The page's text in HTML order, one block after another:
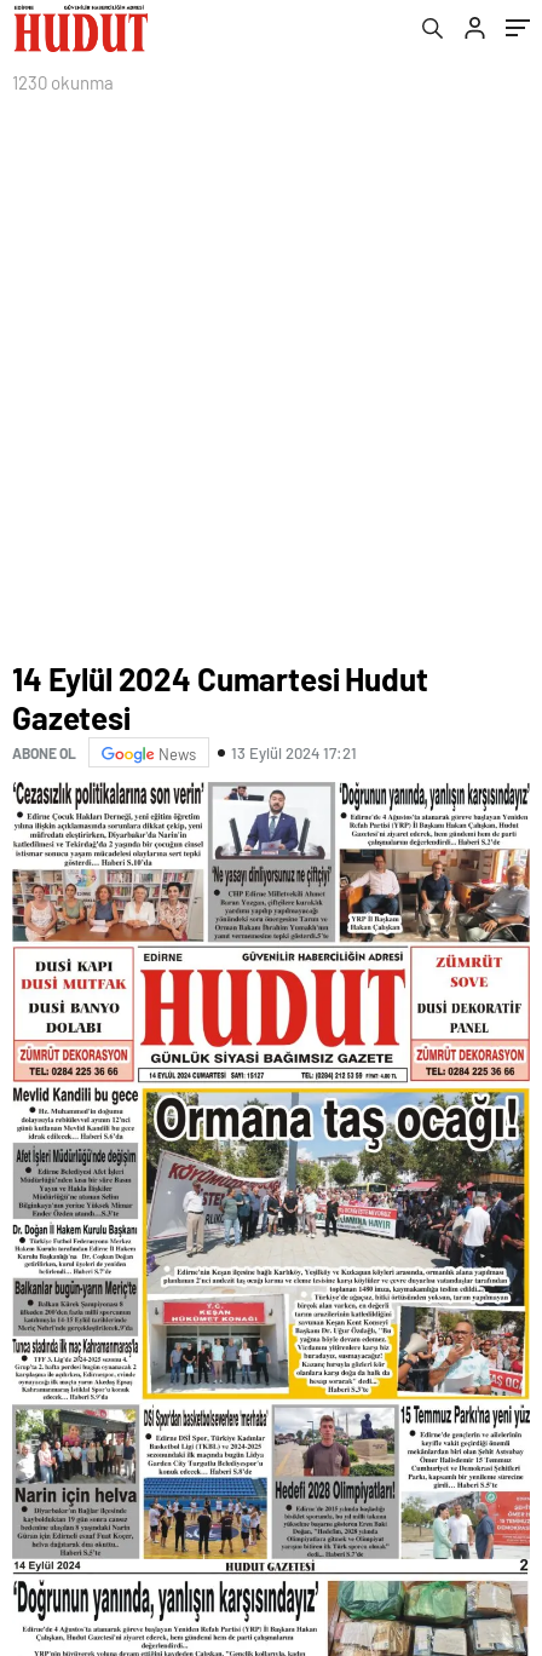
1230 okunma
14 Eylül 2024 Cumartesi Hudut
Gazetesi
ABONE OL News 13 Eylül 2024 17:21